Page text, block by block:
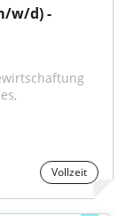
Vollzeit